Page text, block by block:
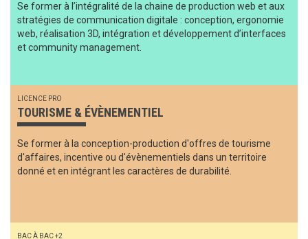
Se former à l’intégralité de la chaine de production web et aux
stratégies de communication digitale : conception, ergonomie
web, réalisation 3D, intégration et développement d’interfaces
et community management.
LICENCE PRO
TOURISME & ÉVÈNEMENTIEL
Se former à la conception-production d'offres de tourisme
d'affaires, incentive ou d'évènementiels dans un territoire
donné et en intégrant les caractères de durabilité.
BAC À BAC +2